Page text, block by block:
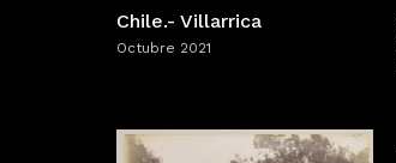
Chile.- Villarrica
Octubre 2021